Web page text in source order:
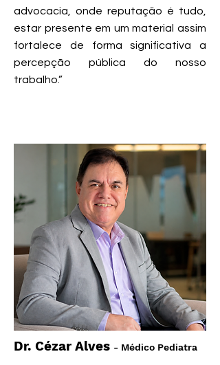
advocacia, onde reputação é tudo,
estar presente em um material assim
fortalece de forma significativa a
percepção pública do nosso
trabalho.”
Dr. Cézar Alves - Médico Pediatra